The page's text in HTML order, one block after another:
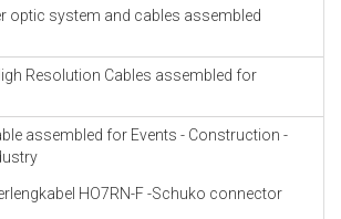
optic system and cables assembled
Resolution Cables assembled for
assembled for Events - Construction -
HO7RN-F -Schuko connector